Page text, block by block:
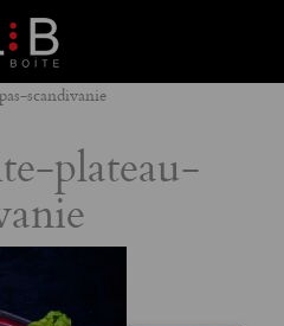
scandivanie
plateau-